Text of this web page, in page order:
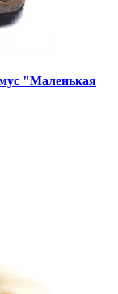
"Маленькая